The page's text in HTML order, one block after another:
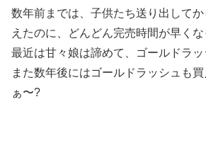
数年前までは、子供たち送り出して
えたのに、どんどん完売時間が早く
最近は甘々娘は諦めて、ゴールドラッ
また数年後にはゴールドラッシュも
ぁ〜?